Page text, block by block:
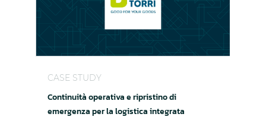
CASE STUDY
Continuità operativa e ripristino di
emergenza per la logistica integrata